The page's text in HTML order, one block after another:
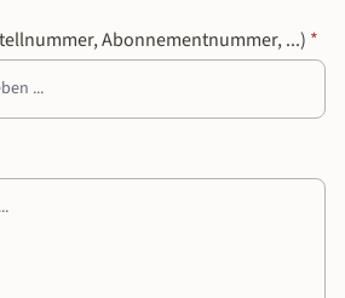
Abonnementnummer, ...) *